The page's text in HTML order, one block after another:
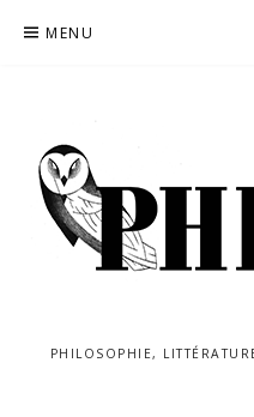
MENU
PHILOSOPHIE,